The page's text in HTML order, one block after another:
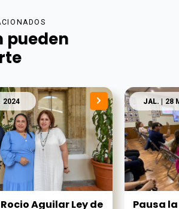
pueden
2024
Aguilar Ley de
JAL. | 28
Pausa